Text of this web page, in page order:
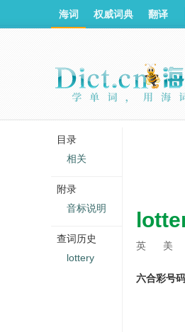
英 美
六合彩号码
海词 权威词典 翻译
目录
相关
附录
音标说明
查词历史
lottery